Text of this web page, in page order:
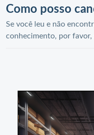
Como posso
Se você leu e não
conhecimento, por